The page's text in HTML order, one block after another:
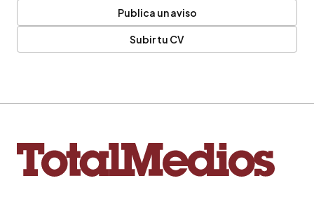
Publica un aviso
Subir tu CV